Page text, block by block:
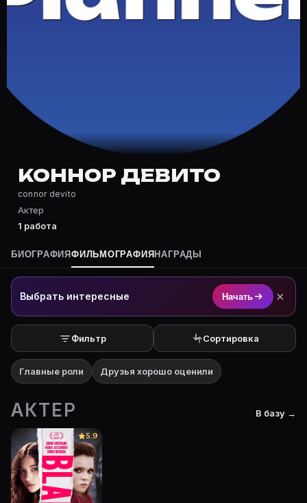
Частые вопросы о Коннор Девито
Полный список — на Movie Planner: https://movie-
Кто такой(ая) Коннор Девито?
Коннор Девито — Актер. Биография и роли на
Где открыть фильмографию Коннор Девито?
На Movie Planner: https://movie-planner.ru/s/
КОННОР ДЕВИТО
connor devito
Актер
1 работа
БИОГРАФИЯФИЛЬМОГРАФИЯ НАГРАДЫ
Выбрать интересные Начать ×
Фильтр Сортировка
Главные роли Друзья хорошо оценили
АКТЕР В базу →
5.9